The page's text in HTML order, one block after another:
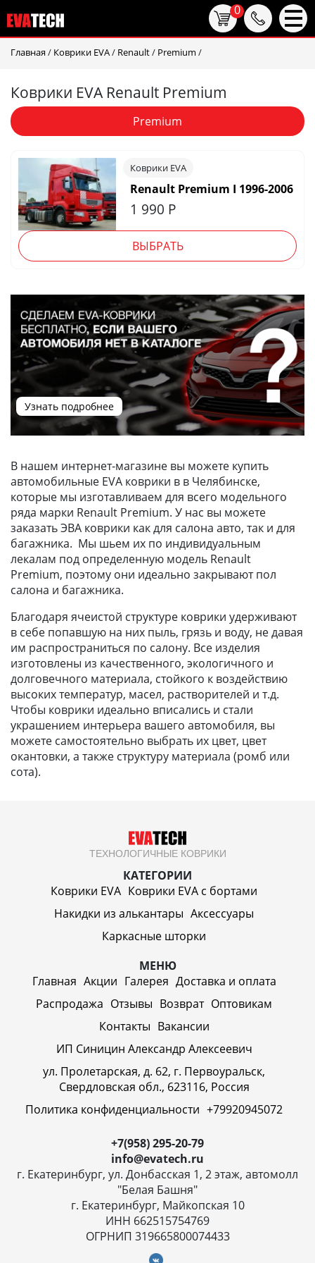
Главная / Коврики EVA/ Renault/ Premium /
Коврики EVA Renault Premium
Premium
Коврики EVA
Renault Premium I 1996-2006
1 990 Р
ВЫБРАТЬ
Узнать подробнее
В нашем интернет-магазине вы можете купить
автомобильные EVA коврики в в Челябинске,
которые мы изготавливаем для всего модельного
ряда марки Renault Premium. У нас вы можете
заказать ЭВА коврики как для салона авто, так и для
багажника. Мы шьем их по индивидуальным
лекалам под определенную модель Renault
Premium, поэтому они идеально закрывают пол
салона и багажника.
Благодаря ячеистой структуре коврики удерживают
в себе попавшую на них пыль, грязь и воду, не давая
им распространиться по салону. Все изделия
изготовлены из качественного, экологичного и
долговечного материала, стойкого к воздействию
высоких температур, масел, растворителей и т.д.
Чтобы коврики идеально вписались и стали
украшением интерьера вашего автомобиля, вы
можете самостоятельно выбрать их цвет, цвет
окантовки, а также структуру материала (ромб или
сота).
ТЕХНОЛОГИЧНЫЕ КОВРИКИ
КАТЕГОРИИ
Коврики EVA Коврики EVA c бортами
Накидки из алькантары Аксессуары
Каркасные шторки
МЕНЮ
Главная Акции Галерея Доставка и оплата
Распродажа Отзывы Возврат Оптовикам
Контакты Вакансии
ИП Синицин Александр Алексеевич
ул. Пролетарская, д. 62, г. Первоуральск,
Свердловская обл., 623116, Россия
Политика конфиденциальности +79920945072
+7(958) 295-20-79
info@evatech.ru
г. Екатеринбург, ул. Донбасская 1, 2 этаж, автомолл
"Белая Башня"
г. Екатеринбург, Майкопская 10
ИНН 662515754769
ОГРНИП 319665800074433
0